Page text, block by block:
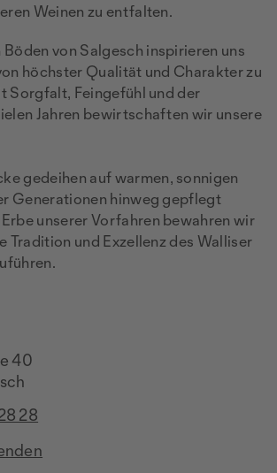
Weinen zu entfalten.
von Salgesch inspirieren uns
höchster Qualität und Charakter zu
Sorgfalt, Feingefühl und der
Jahren bewirtschaften wir unsere
gedeihen auf warmen, sonnigen
Generationen hinweg gepflegt
unserer Vorfahren bewahren wir
Tradition und Exzellenz des Walliser
40
28